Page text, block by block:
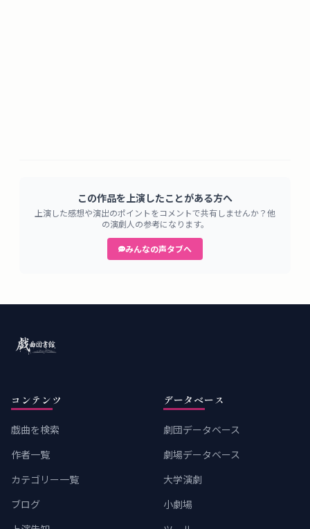
この作品を上演したことがある方へ
上演した感想や演出のポイントをコメントで共有しませんか？他
の演劇人の参考になります。
みんなの声タブへ
コンテンツ
戯曲を検索
作者一覧
カテゴリー一覧
ブログ
データベース
劇団データベース
劇場データベース
大学演劇
小劇場